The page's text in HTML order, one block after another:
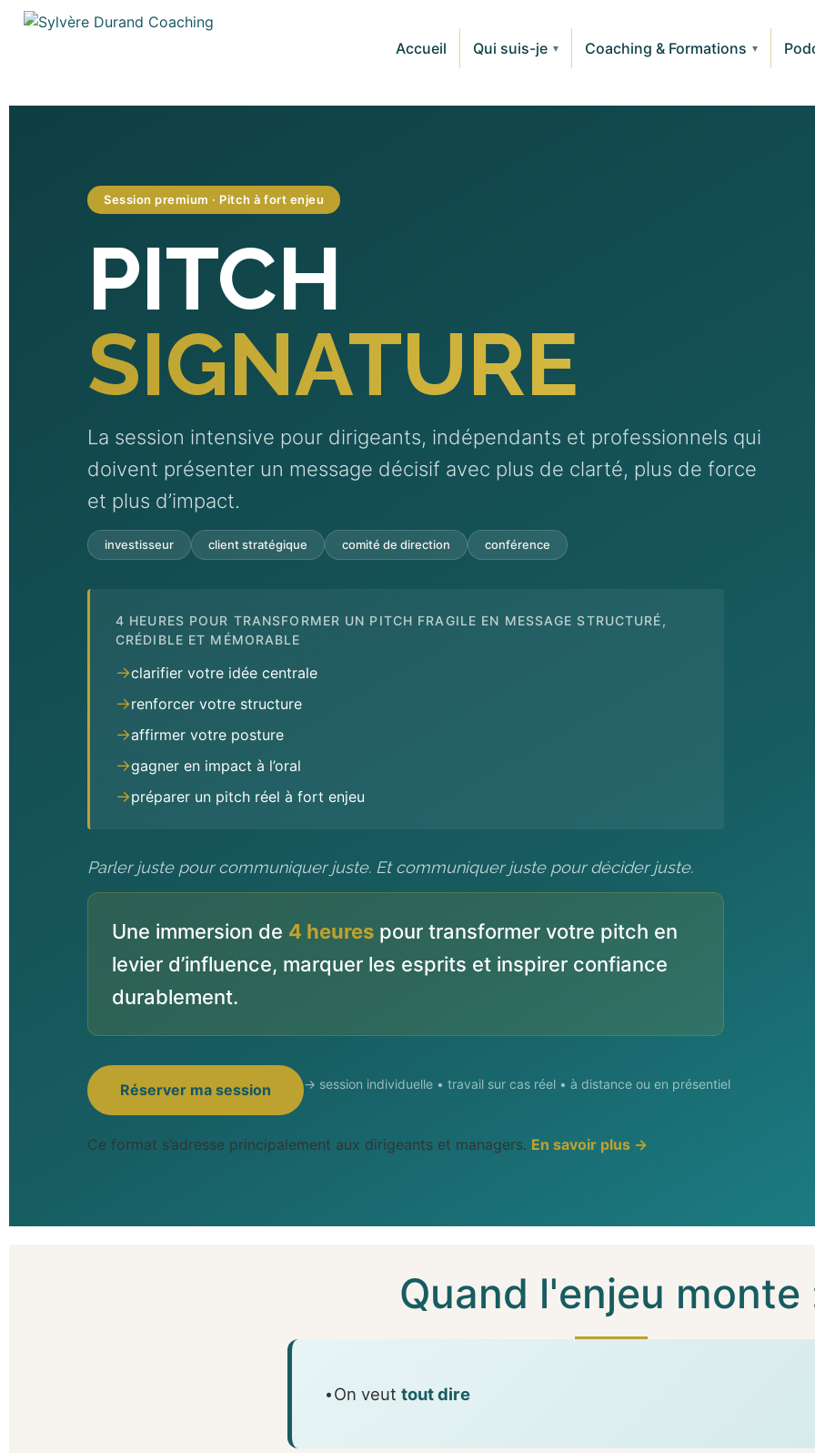
Accueil Qui suis-je ▾ Coaching & Formations ▾
Session premium · Pitch à fort enjeu
PITCH
SIGNATURE
La session intensive pour dirigeants, indépendants et professionnels qui
doivent présenter un message décisif avec plus de clarté, plus de force
et plus d’impact.
investisseur client stratégique comité de direction conférence
4 HEURES POUR TRANSFORMER UN PITCH FRAGILE EN MESSAGE STRUCTURÉ,
CRÉDIBLE ET MÉMORABLE
→clarifier votre idée centrale
→renforcer votre structure
→affirmer votre posture
→gagner en impact à l’oral
→préparer un pitch réel à fort enjeu
Parler juste pour communiquer juste. Et communiquer juste pour décider juste.
Une immersion de 4 heures pour transformer votre pitch en
levier d’influence, marquer les esprits et inspirer confiance
durablement.
Réserver ma session → session individuelle • travail sur cas réel • à distance ou en présentiel
Ce format s’adresse principalement aux dirigeants et managers. En savoir plus →
Quand l'enjeu monte
·On veut tout dire